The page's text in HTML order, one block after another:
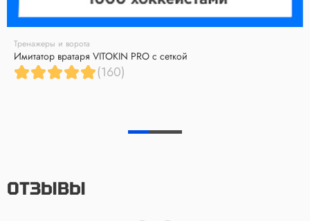
Тренажеры и ворота
Имитатор вратаря VITOKIN PRO с сеткой
(160)
ОТЗЫВЫ